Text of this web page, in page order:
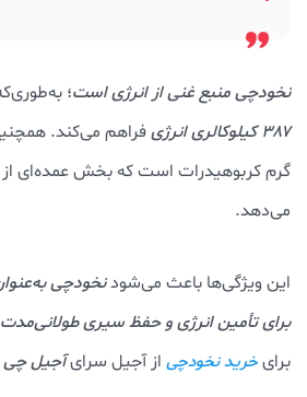
نخودچی منبع غنی از انرژی است؛
۳۸۷ کیلوکالری انرژی
گرم کربوهیدرات است که بخش عمده‌ای از
می‌دهد.
این ویژگی‌ها باعث می‌شودنخودچی
برای تأمین انرژی و حفظ سیری طولانی‌مدت
برایخرید نخودچی از آجیل سرایآجیل چی